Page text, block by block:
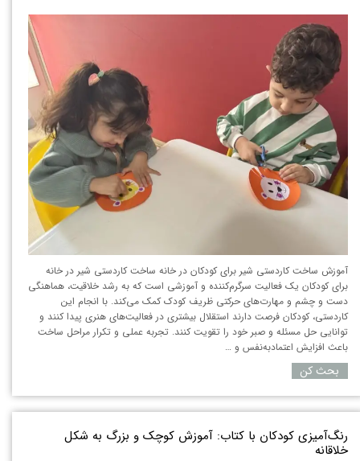
آموزش ساخت کاردستی شیر برای کودکان در خانه ساخت کاردستی شیر در خانه
برای کودکان یک فعالیت سرگرم‌کننده و آموزشی است که به رشد خلاقیت، هماهنگی
دست و چشم و مهارت‌های حرکتی ظریف کودک کمک می‌کند. با انجام این
کاردستی، کودکان فرصت دارند استقلال بیشتری در فعالیت‌های هنری پیدا کنند و
توانایی حل مسئله و صبر خود را تقویت کنند. تجربه عملی و تکرار مراحل ساخت
باعث افزایش اعتمادبه‌نفس و …
بحث کن
رنگ‌آمیزی کودکان با کتاب: آموزش کوچک و بزرگ به شکل
خلاقانه